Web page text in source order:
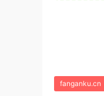
fanganku.cn